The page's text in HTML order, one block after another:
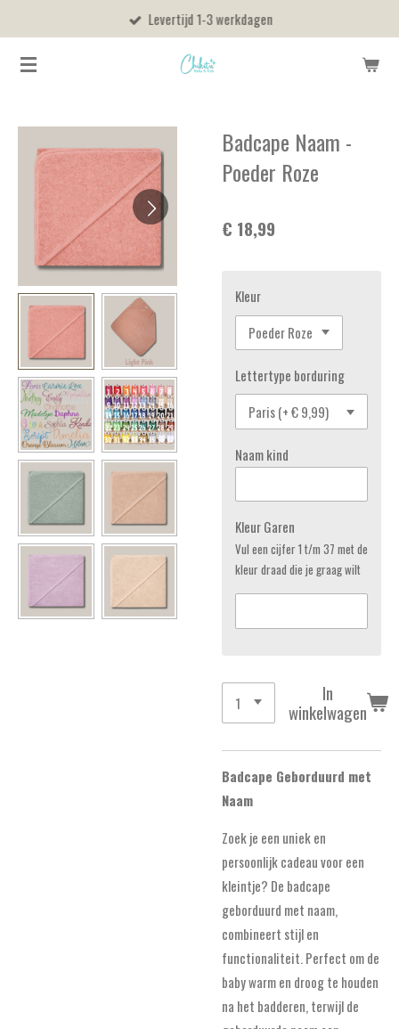
naar
Levertijd 1-3 werkdagen
Badcape Naam -
Poeder Roze
€ 18,99
Kleur
Lettertype borduring
Naam kind
Kleur Garen
Vul een cijfer 1 t/m 37 met de
kleur draad die je graag wilt
In
winkelwagen
Badcape Geborduurd met
Naam
Zoek je een uniek en
persoonlijk cadeau voor een
kleintje? De badcape
geborduurd met naam,
combineert stijl en
functionaliteit. Perfect om de
baby warm en droog te houden
na het badderen, terwijl de